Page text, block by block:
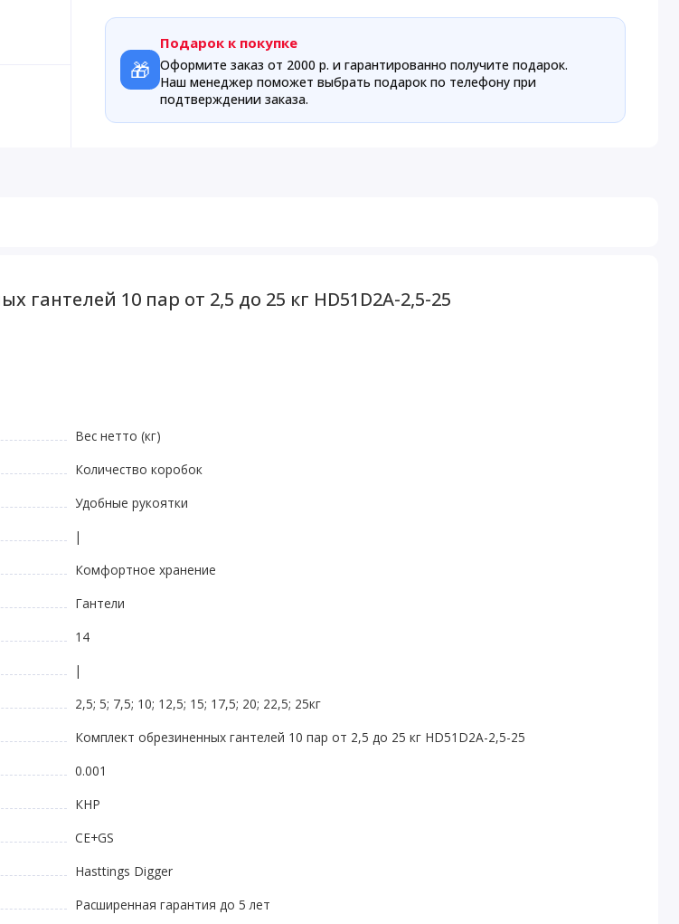
🎁
Подарок к покупке
Оформите заказ от 2000 р. и гарантированно получите подарок.
Наш менеджер поможет выбрать подарок по телефону при
подтверждении заказа.
10 пар от 2,5 до 25 кг HD51D2A-2,5-25
Вес нетто (кг)
Количество коробок
Удобные рукоятки
|
Комфортное хранение
Гантели
14
|
2,5; 5; 7,5; 10; 12,5; 15; 17,5; 20; 22,5; 25кг
Комплект обрезиненных гантелей 10 пар от 2,5 до 25 кг HD51D2A-2,5-25
0.001
КНР
CE+GS
Hasttings Digger
Расширенная гарантия до 5 лет